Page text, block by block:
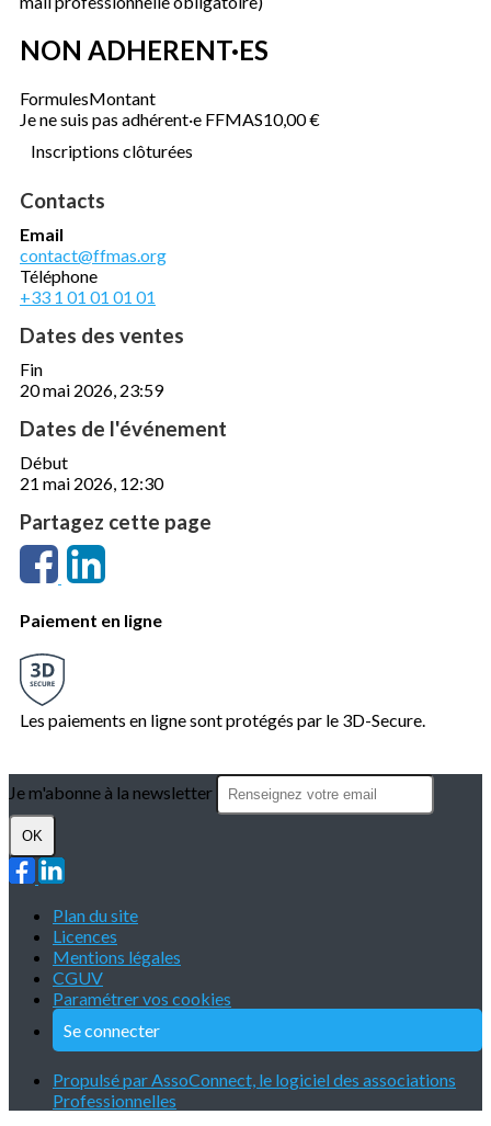
NON ADHERENT·ES
FormulesMontant
Je ne suis pas adhérent·e FFMAS10,00 €
Inscriptions clôturées
Contacts
Email
contact@ffmas.org
Téléphone
+33 1 01 01 01 01
Dates des ventes
Fin
20 mai 2026, 23:59
Dates de l'événement
Début
21 mai 2026, 12:30
Partagez cette page
Paiement en ligne
Les paiements en ligne sont protégés par le 3D-Secure.
Je m'abonne à la newsletter
OK
Plan du site
Licences
Mentions légales
CGUV
Paramétrer vos cookies
Se connecter
Propulsé par AssoConnect, le logiciel des associations
Professionnelles